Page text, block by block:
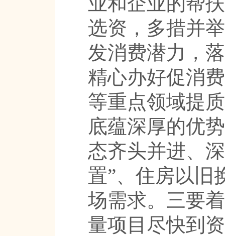
选资，多措并
发消费潜力，
精心办好促消
等重点领域提
底蕴深厚的优
态齐头并进、
置”、住房以旧
场需求。三要
量项目尽快到